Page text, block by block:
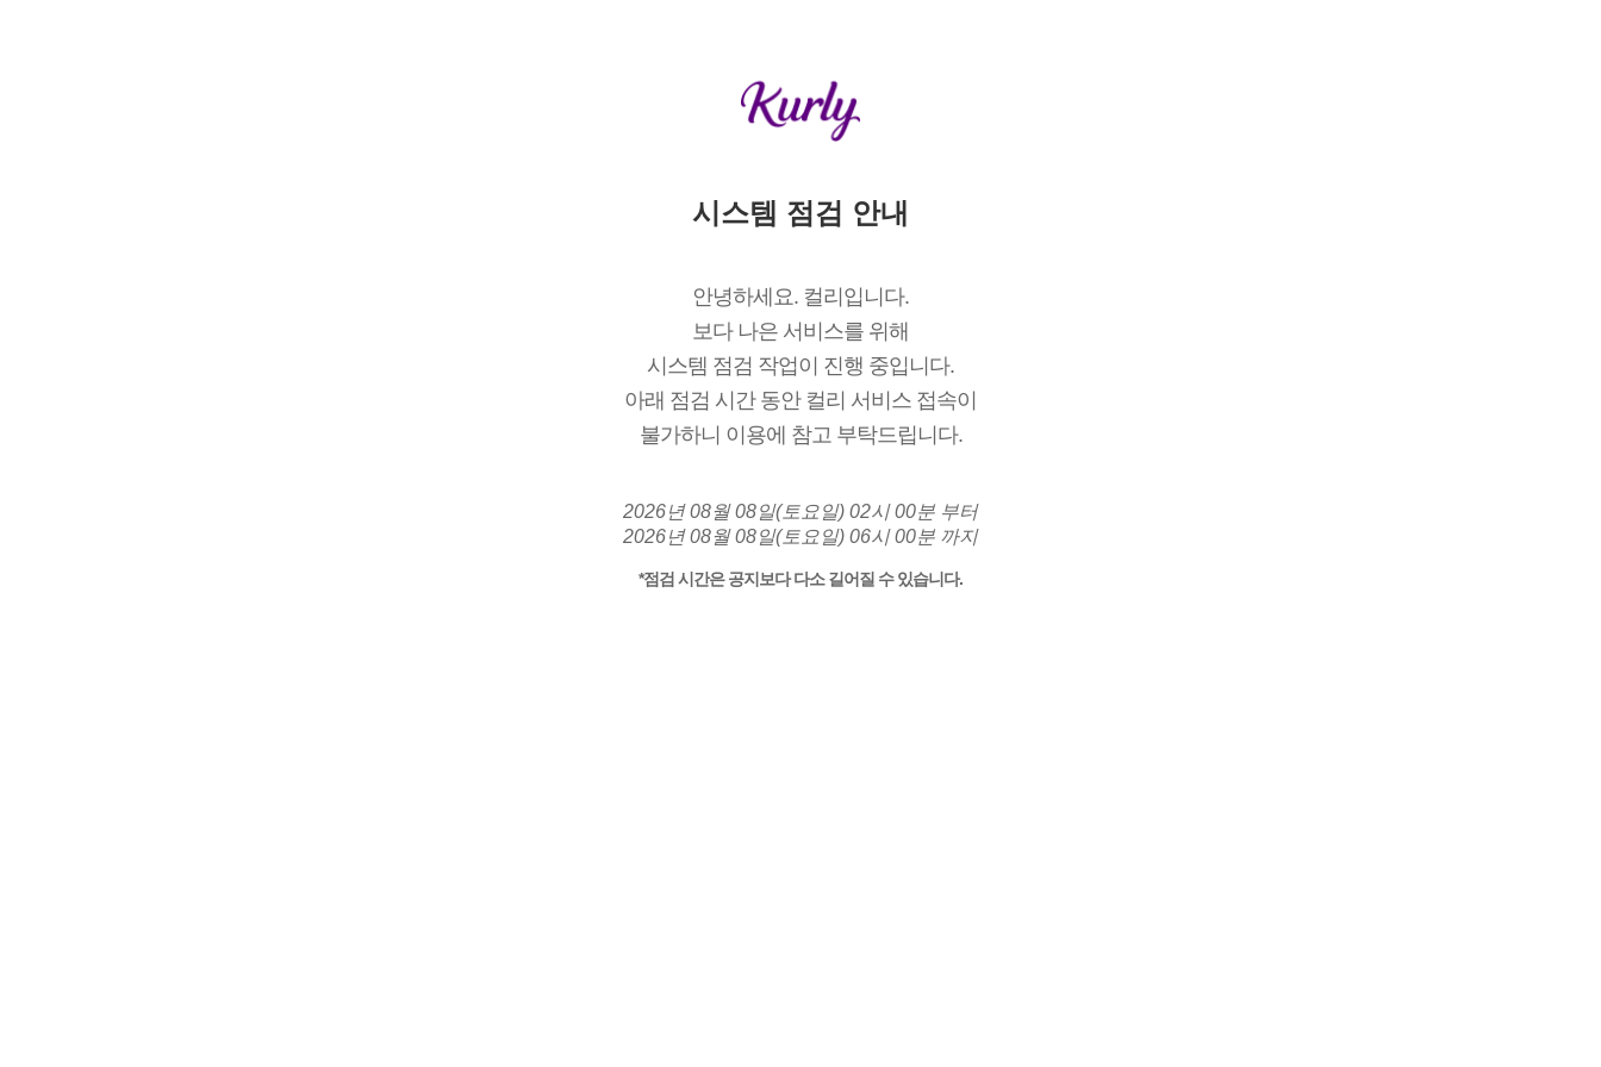
시스템 점검 안내
안녕하세요. 컬리입니다.
보다 나은 서비스를 위해
시스템 점검 작업이 진행 중입니다.
아래 점검 시간 동안 컬리 서비스 접속이
불가하니 이용에 참고 부탁드립니다.
2026년 08월 08일(토요일) 02시 00분 부터
2026년 08월 08일(토요일) 06시 00분 까지
*점검 시간은 공지보다 다소 길어질 수 있습니다.